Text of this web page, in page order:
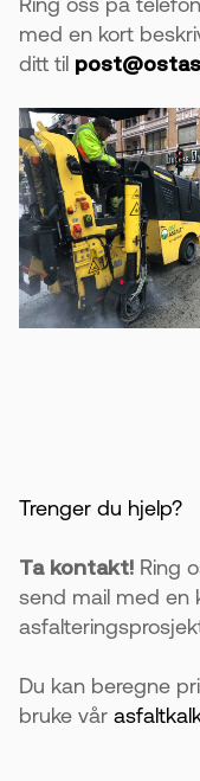
med en kort
ditt til
Trenger du hjelp?
Ta kontakt! Ring
send mail med en
Du kan beregne
bruke vår